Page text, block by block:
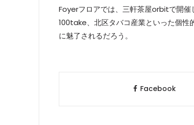
Foyerフロアでは、三軒茶屋orbitで開催
100take、北区タバコ産業といった個性
に魅了されるだろう。
Facebook